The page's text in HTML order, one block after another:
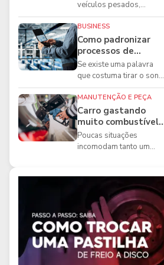
boas práticas que
todo mecânico
precisa conhecer
veículos pesados,
existem ferramentas que
fazem diferença direta na
segurança e na ...
BUSINESS
Como padronizar
processos de
manutenção de
frota na oficina
Se existe uma palavra
que costuma tirar o sono
dos gestores de
manutenção, ela é a
imprevisibilidade...
MANUTENÇÃO E PEÇA
Carro gastando
muito combustível:
5 motivos que
podem aumentar o
Poucas situações
incomodam tanto um
acabando mais r...